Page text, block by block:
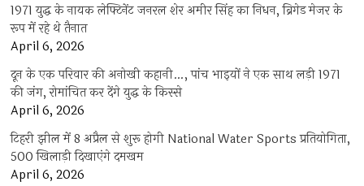
1971 युद्ध के नायक लेफ्टिनेंट जनरल शेर अमीर सिंह का निधन, ब्रिगेड मेजर के
रूप में रहे थे तैनात
April 6, 2026
दून के एक परिवार की अनोखी कहानी…, पांच भाइयों ने एक साथ लड़ी 1971
की जंग, रोमांचित कर देंगे युद्ध के किस्से
April 6, 2026
टिहरी झील में 8 अप्रैल से शुरू होगी National Water Sports प्रतियोगिता,
500 खिलाड़ी दिखाएंगे दमखम
April 6, 2026